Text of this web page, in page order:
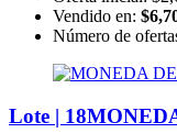
Vendido en:
Número de
Lote | 18